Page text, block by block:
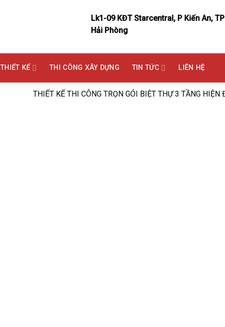
Lk1-09 KĐT Starcentral, P Kiến An, TP
Hải Phòng
THIẾT KẾ THI CÔNG XÂY DỰNG TIN TỨC LIÊN HỆ